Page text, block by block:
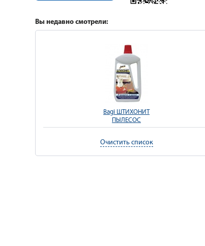
Вы недавно смотрели:
Bagi ШТИХОНИТ
ПЫЛЕСОС
Очистить список